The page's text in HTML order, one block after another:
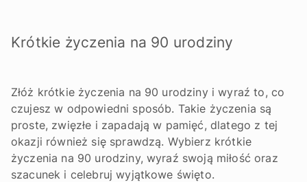
Krótkie życzenia na 90 urodziny
Złóż krótkie życzenia na 90 urodziny i wyraź to, co
czujesz w odpowiedni sposób. Takie życzenia są
proste, zwięzłe i zapadają w pamięć, dlatego z tej
okazji również się sprawdzą. Wybierz krótkie
życzenia na 90 urodziny, wyraź swoją miłość oraz
szacunek i celebruj wyjątkowe święto.